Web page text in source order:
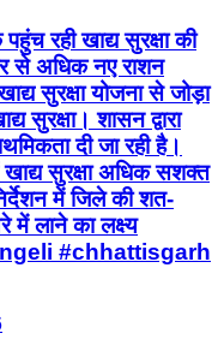
रही खाद्य सुरक्षा की
से अधिक नए राशन
सुरक्षा योजना से जोड़ा
सुरक्षा। शासन द्वारा
दी जा रही है।
सुरक्षा अधिक सशक्त
में जिले की शत-
में लाने का लक्ष्य
#chhattisgarh